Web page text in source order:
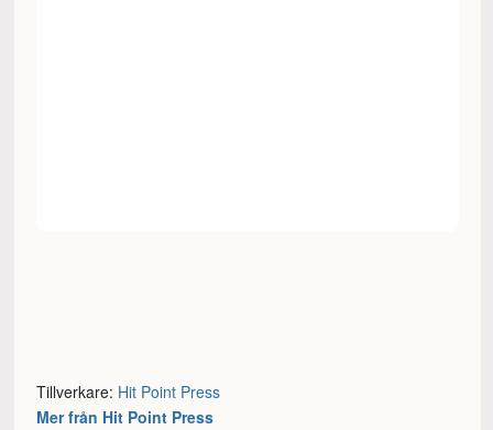
Tillverkare: Hit Point Press
Mer från Hit Point Press